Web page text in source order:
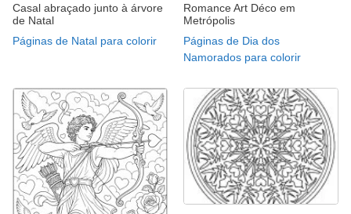
Casal abraçado junto à árvore
de Natal
Páginas de Natal para colorir
Romance Art Déco em
Metrópolis
Páginas de Dia dos
Namorados para colorir